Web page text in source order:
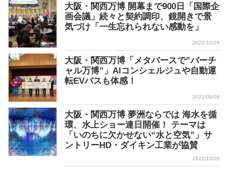
大阪・関西万博 開幕まで900日「国際企
画会議」続々と契約調印、鏡開きで景
気づけ「一生忘れられない感動を」
2022/10/26
大阪・関西万博「メタバースで”バーチ
ャル万博”」AIコンシェルジュや自動運
転EVバスも体感！
2022/09/08
大阪・関西万博 夢洲ならでは 海水を循
環、水上ショー連日開催！ テーマは
「いのちに欠かせない“水と空気”」サ
ントリーHD・ダイキン工業が協賛
2022/10/20